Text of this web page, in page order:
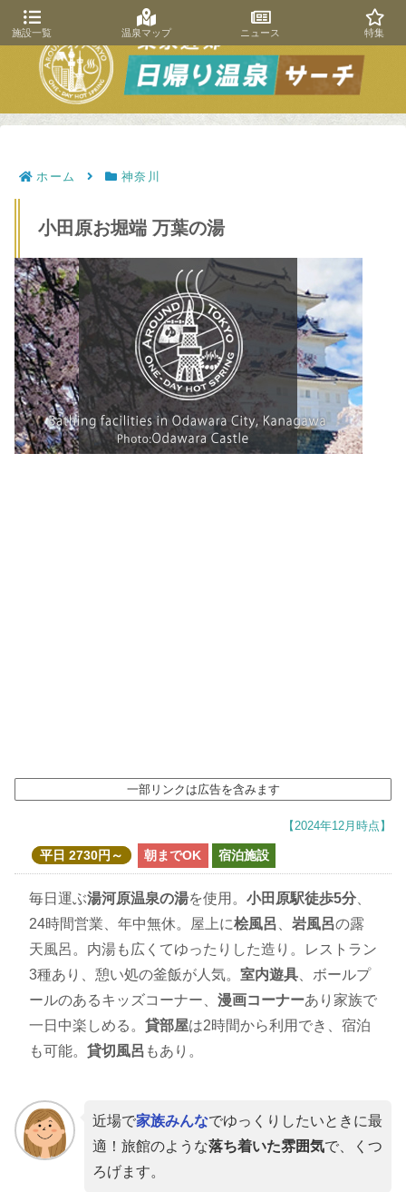
ホーム 神奈川
小田原お堀端 万葉の湯
一部リンクは広告を含みます
【2024年12月時点】
平日 2730円～ 朝までOK 宿泊施設
毎日運ぶ湯河原温泉の湯を使用。 小田原駅徒歩5分
24時間営業、年中無休。屋上に桧風呂 岩風呂の露
天風呂。内湯も広くてゆったりした造り。レストラン
3種あり、憩い処の釜飯が人気。 室内遊具 、ボールプ
ールのあるキッズコーナー、 漫画コーナーあり家族で
一日中楽しめる。 貸部屋は2時間から利用でき、宿泊
も可能。 貸切風呂 もあり。
近場で家族みんなでゆっくりしたいときに最
適！旅館のような落ち着いた雰囲気で、くつ
ろげます。
施設一覧 温泉マップ ニュース 特集